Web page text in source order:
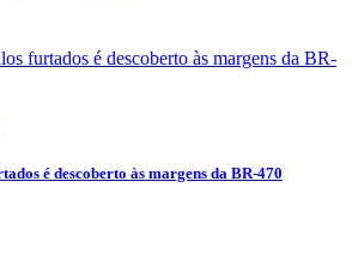
é descoberto às margens da BR-470